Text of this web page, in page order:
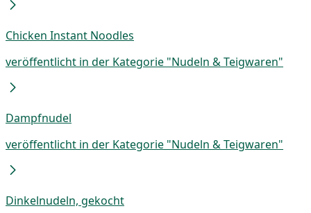
Chicken Instant Noodles
veröffentlicht in der Kategorie "Nudeln & Teigwaren"
Dampfnudel
veröffentlicht in der Kategorie "Nudeln & Teigwaren"
Dinkelnudeln, gekocht